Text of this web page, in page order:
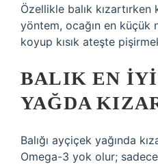
Özellikle balık
yöntem, ocağın en küçük
koyup kısık ateşte
BALIK EN
YAĞDA
Balığı ayçiçek yağında
Omega-3 yok olur;